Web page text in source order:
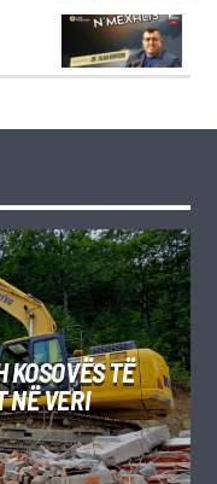
KOSOVËS TË
NË VERI